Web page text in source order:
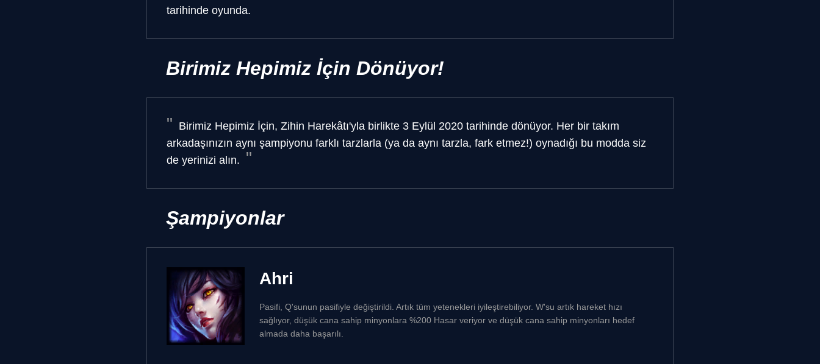
tarihinde oyunda.
Birimiz Hepimiz İçin Dönüyor!
Birimiz Hepimiz İçin, Zihin Harekâtı'yla birlikte 3 Eylül 2020 tarihinde dönüyor. Her bir takım
arkadaşınızın aynı şampiyonu farklı tarzlarla (ya da aynı tarzla, fark etmez!) oynadığı bu modda siz
de yerinizi alın.
Şampiyonlar
Ahri
Pasifi, Q'sunun pasifiyle değiştirildi. Artık tüm yetenekleri iyileştirebiliyor. W'su artık hareket hızı
sağlıyor, düşük cana sahip minyonlara %200 Hasar veriyor ve düşük cana sahip minyonları hedef
almada daha başarılı.